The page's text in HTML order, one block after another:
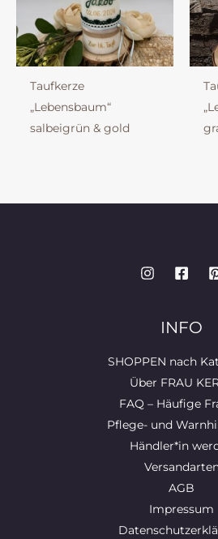
Taufkerze
„Lebensbaum“
salbeigrün & gold
INFO
SHOPPEN nach
Über FRAU
FAQ – Häufige
Pflege- und
Händler*in
AGB
Impressum